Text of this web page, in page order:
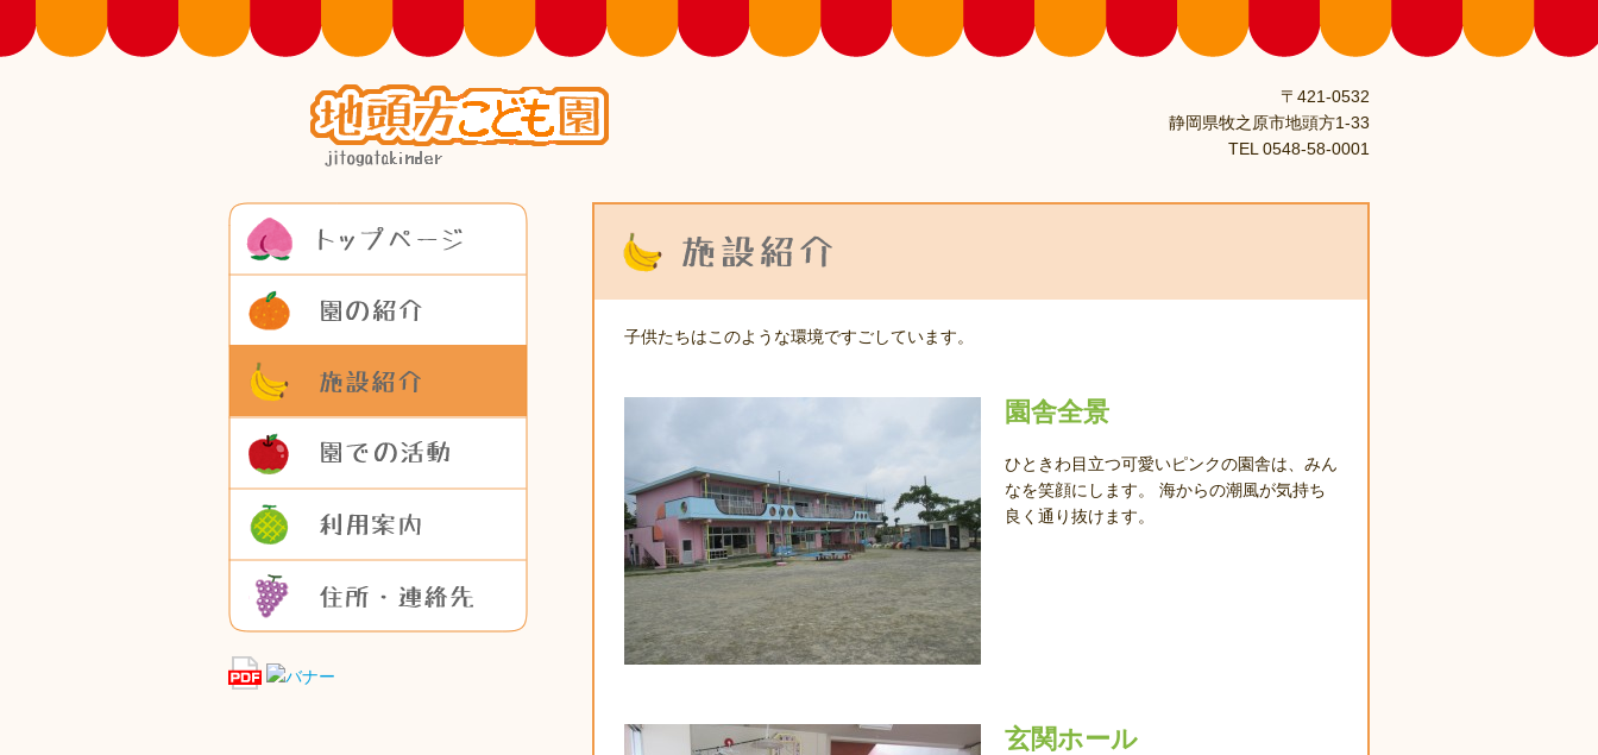
〒421-0532
静岡県牧之原市地頭方1-33
TEL 0548-58-0001
住所・連絡先
子供たちはこのような環境ですごしています。
園舎全景
ひときわ目立つ可愛いピンクの園舎は、みん
なを笑顔にします。 海からの潮風が気持ち
良く通り抜けます。
玄関ホール